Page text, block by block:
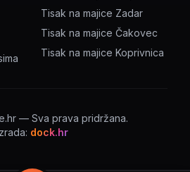
Tisak na majice Zadar
Tisak na majice Čakovec
Tisak na majice Koprivnica
— Sva prava pridržana.
dock.hr